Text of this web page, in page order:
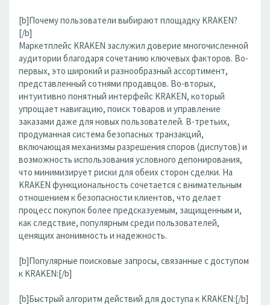
[b]Почему пользователи выбирают площадку KRAKEN?
[/b]
Маркетплейс KRAKEN заслужил доверие многочисленной
аудитории благодаря сочетанию ключевых факторов. Во-
первых, это широкий и разнообразный ассортимент,
представленный сотнями продавцов. Во-вторых,
интуитивно понятный интерфейс KRAKEN, который
упрощает навигацию, поиск товаров и управление
заказами даже для новых пользователей. В-третьих,
продуманная система безопасных транзакций,
включающая механизмы разрешения споров (диспутов) и
возможность использования условного депонирования,
что минимизирует риски для обеих сторон сделки. На
KRAKEN функциональность сочетается с внимательным
отношением к безопасности клиентов, что делает
процесс покупок более предсказуемым, защищенным и,
как следствие, популярным среди пользователей,
ценящих анонимность и надежность.
[b]Популярные поисковые запросы, связанные с доступом
к KRAKEN:[/b]
[b]Быстрый алгоритм действий для доступа к KRAKEN:[/b]